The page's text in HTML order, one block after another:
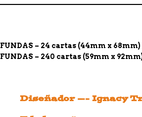
FUNDAS – 24 cartas (44mm x 68mm)
FUNDAS – 240 cartas (59mm x
Diseñador —- Ignacy